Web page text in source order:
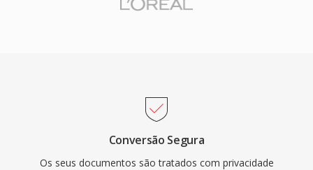
Conversão Segura
Os seus documentos são tratados com privacidade